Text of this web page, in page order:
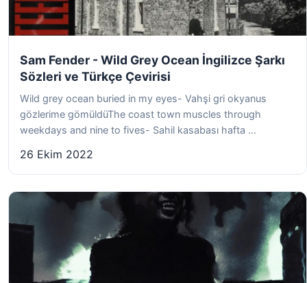
Sam Fender - Wild Grey Ocean İngilizce Şarkı
Sözleri ve Türkçe Çevirisi
Wild grey ocean buried in my eyes- Vahşi gri okyanus
gözlerime gömüldüThe coast town muscles through
weekdays and nine to fives- Sahil kasabası hafta ...
26 Ekim 2022